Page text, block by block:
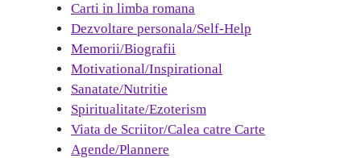
Carti in limba romana
Dezvoltare personala/Self-Help
Memorii/Biografii
Motivational/Inspirational
Sanatate/Nutritie
Spiritualitate/Ezoterism
Viata de Scriitor/Calea catre Carte
Agende/Plannere